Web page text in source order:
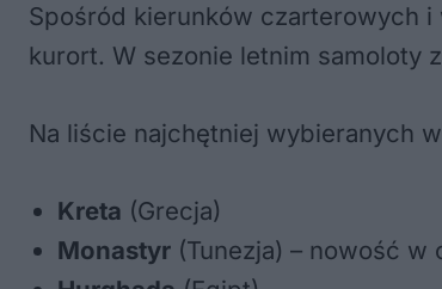
Spośród kierunków czarterowych
kurort. W sezonie letnim samoloty
Na liście najchętniej wybieranych
Kreta (Grecja)
Monastyr (Tunezja) – nowość